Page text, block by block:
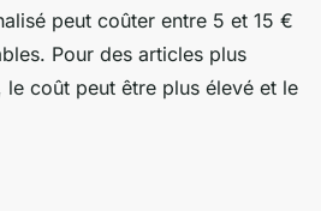
peut coûter entre 5 et 15 €
Pour des articles plus
coût peut être plus élevé et le